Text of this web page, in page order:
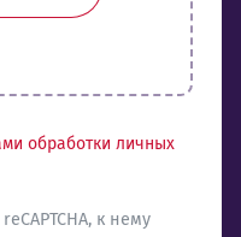
обработки личных
к нему